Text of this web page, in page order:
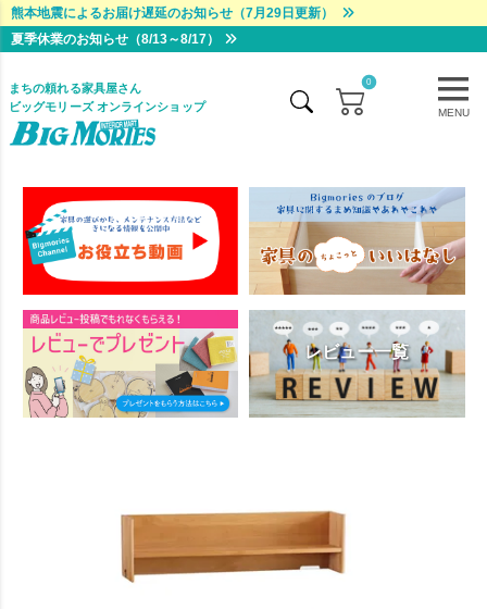
熊本地震によるお届け遅延のお知らせ（7月29日更新）
夏季休業のお知らせ（8/13～8/17）
MENU
まちの頼れる家具屋さん
ビッグモリーズ オンラインショップ
0
レビュー一覧